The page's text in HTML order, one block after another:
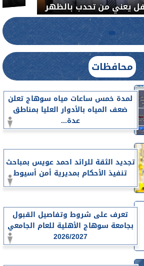
يعني من تحدب بالظهر
محافظات
لمدة خمس ساعات مياه سوهاج تعلن
ضعف المياه بالأدوار العليا بمناطق
عدة...
تجديد الثقة للرائد احمد عويس بمباحث
تنفيذ الأحكام بمديرية أمن أسيوط
تعرف على شروط وتفاصيل القبول
بجامعة سوهاج الأهلية للعام الجامعي
2026/2027